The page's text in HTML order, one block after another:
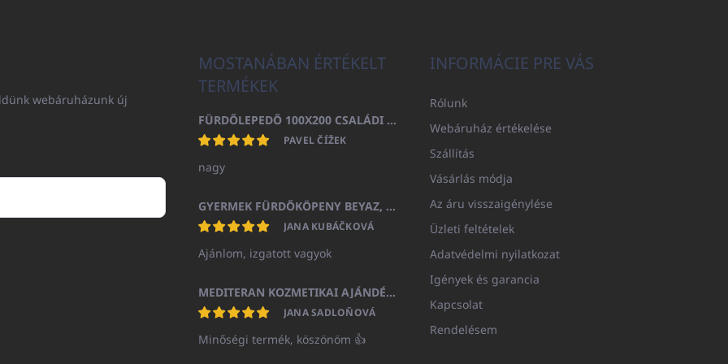
webáruházunk új
MOSTANÁBAN ÉRTÉKELT
TERMÉKEK
FÜRDŐLEPEDŐ 100X200 CSALÁDI - TENGERÉSZKÉK (480GR)
PAVEL ČÍŽEK
nagy
GYERMEK FÜRDŐKÖPENY BEYAZ, FROTE FEHÉR KAPUCNIVAL (400GR)
JANA KUBÁČKOVÁ
Ajánlom, izgatott vagyok
MEDITERAN KOZMETIKAI AJÁNDÉKKÉSZLET
JANA SADLOŇOVÁ
Minőségi termék, köszönöm 👍
INFORMÁCIE PRE VÁS
Rólunk
Webáruház értékelése
Szállítás
Vásárlás módja
Az áru visszaigénylése
Üzleti feltételek
Adatvédelmi nyilatkozat
Igények és garancia
Kapcsolat
Rendelésem